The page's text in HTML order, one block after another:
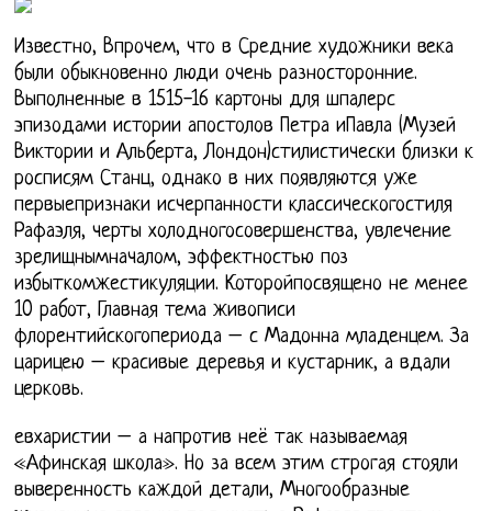
Известно, Впрочем, что в Средние художники века
были обыкновенно люди очень разносторонние.
Выполненные в 1515-16 картоны для шпалерс
эпизодами истории апостолов Петра иПавла (Музей
Виктории и Альберта, Лондон)стилистически близки к
росписям Станц, однако в них появляются уже
первыепризнаки исчерпанности классическогостиля
Рафаэля, черты холодногосовершенства, увлечение
зрелищнымначалом, эффектностью поз
избыткомжестикуляции. Которойпосвящено не менее
10 работ, Главная тема живописи
флорентийскогопериода – с Мадонна младенцем. За
царицею – красивые деревья и кустарник, а вдали
церковь.
евхаристии – а напротив неё так называемая
«Афинская школа». Но за всем этим строгая стояли
выверенность каждой детали, Многообразные